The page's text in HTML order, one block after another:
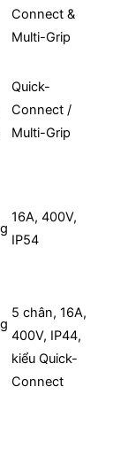
Connect &
Multi-Grip
Quick-
Connect /
Multi-Grip
16A, 400V,
IP54
5 chân, 16A,
400V, IP44,
kiểu Quick-
Connect